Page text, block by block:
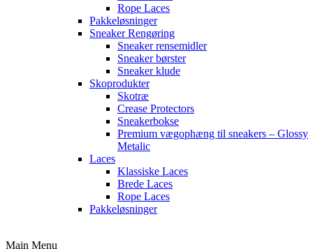
Rope Laces
Pakkeløsninger
Sneaker Rengøring
Sneaker rensemidler
Sneaker børster
Sneaker klude
Skoprodukter
Skotræ
Crease Protectors
Sneakerbokse
Premium vægophæng til sneakers – Glossy
Metalic
Laces
Klassiske Laces
Brede Laces
Rope Laces
Pakkeløsninger
Main Menu